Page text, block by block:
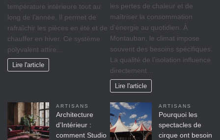
température intérieure tout au
long de l’année. Il permet de
rafraîchir les pièces en été et de
chauffer en hiver. Ce système
polyvalent attire…
Lire l'article
les pertes de chaleur et de
maîtriser la consommation
d’énergie au quotidien. À
Montauban, le climat impose
souvent des besoins spécifiques.
La qualité de l’isolation influence
directement…
Lire l'article
ARTISANS
Architecture
d’Intérieur :
comment Studio
ARTISANS
Pourquoi les
spectacles de
cirque ont besoin